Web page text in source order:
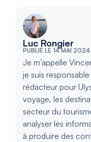
Luc Rongier
PUBLIÉ LE 14 MAI 2024
Je m’appelle
je suis
rédacteur pour
voyage, les
secteur du
analyser les
à produire des